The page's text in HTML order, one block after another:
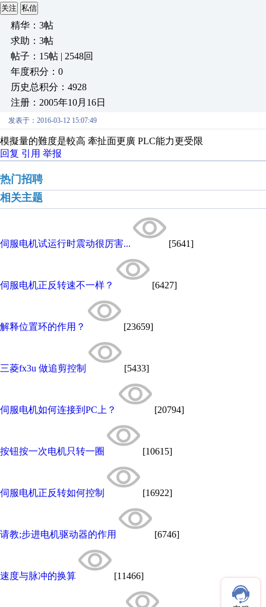
关注 私信
精华：3帖
求助：3帖
帖子：15帖 | 2548回
年度积分：0
历史总积分：4928
注册：2005年10月16日
发表于：2016-03-12 15:07:49
模擬量的難度是較高 牽扯面更廣 PLC能力更受限
回复 引用 举报
热门招聘
相关主题
伺服电机试运行时震动很厉害... [5641]
伺服电机正反转速不一样？ [6427]
解释位置环的作用？ [23659]
三菱fx3u 做追剪控制 [5433]
伺服电机如何连接到PC上？ [20794]
按钮按一次电机只转一圈 [10615]
伺服电机正反转如何控制 [16922]
请教;步进电机驱动器的作用 [6746]
速度与脉冲的换算 [11466]